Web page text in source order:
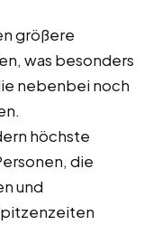
größere
was besonders
nebenbei noch
höchste
die
und